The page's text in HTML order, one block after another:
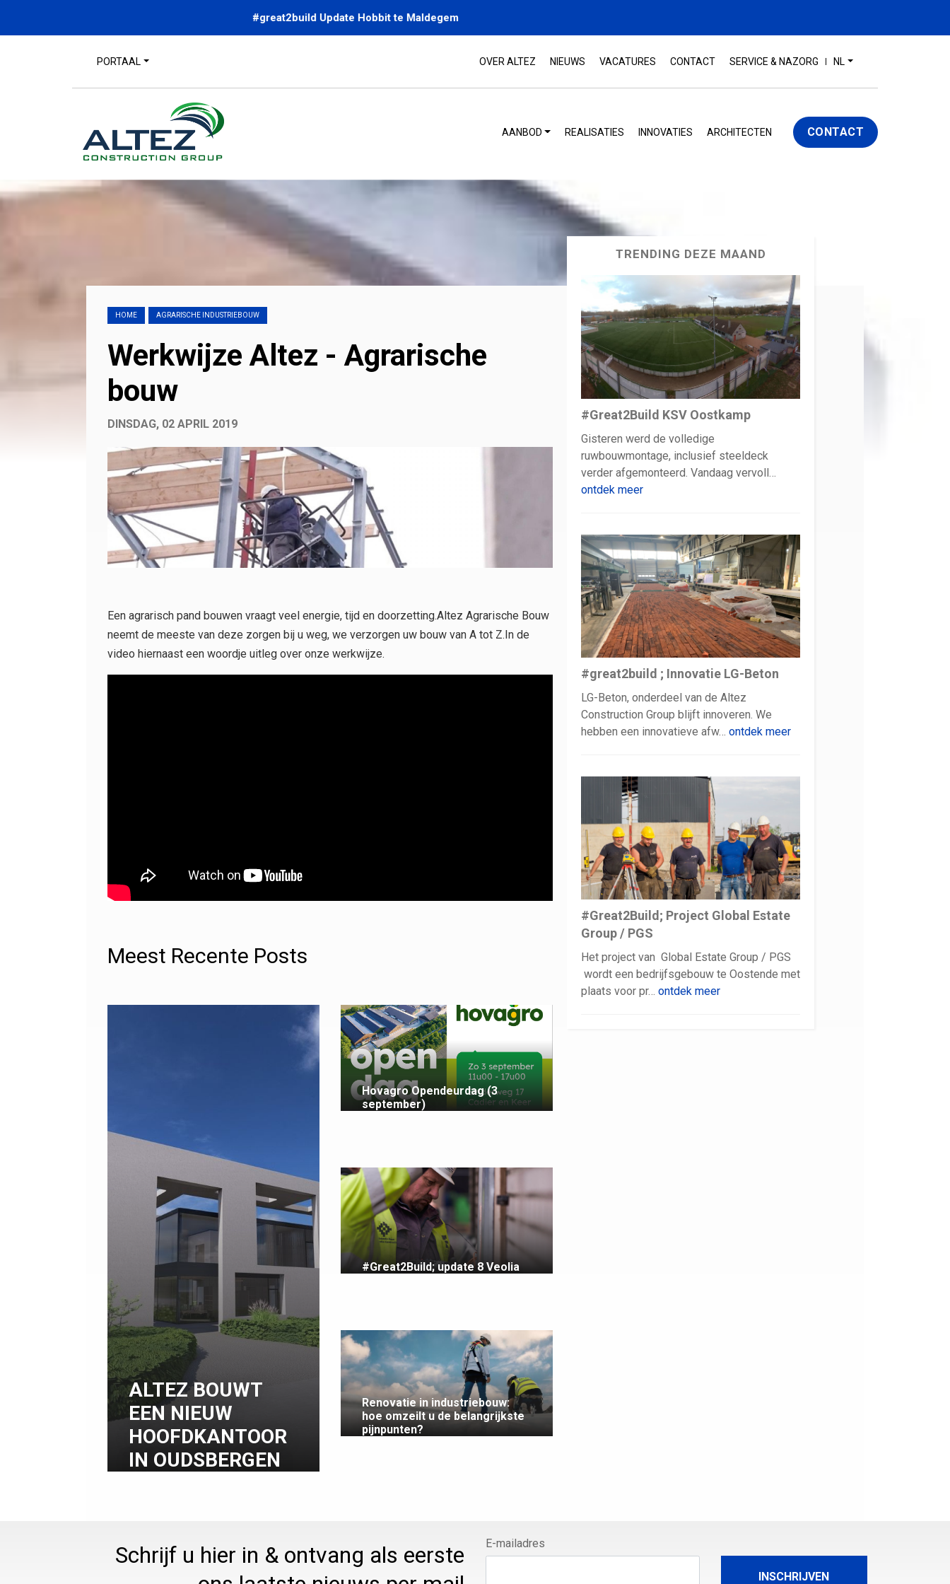
Great2Build Update KSV Oostkamp
PORTAAL OVER ALTEZ NIEUWS VACATURES CONTACT SERVICE & NAZORG NL
AANBOD REALISATIES INNOVATIES ARCHITECTEN CONTACT
HOME AGRARISCHE INDUSTRIEBOUW
Werkwijze Altez - Agrarische
bouw
DINSDAG, 02 APRIL 2019
Een agrarisch pand bouwen vraagt veel energie, tijd en doorzetting.Altez Agrarische Bouw
neemt de meeste van deze zorgen bij u weg, we verzorgen uw bouw van A tot Z.In de
video hiernaast een woordje uitleg over onze werkwijze.
Meest Recente Posts
ALTEZ BOUWT
EEN NIEUW
HOOFDKANTOOR
IN OUDSBERGEN
Hovagro Opendeurdag (3
september)
#Great2Build; update 8 Veolia
Renovatie in industriebouw:
hoe omzeilt u de belangrijkste
pijnpunten?
TRENDING DEZE MAAND
#Great2Build KSV Oostkamp
Gisteren werd de volledige
ruwbouwmontage, inclusief steeldeck
verder afgemonteerd. Vandaag vervoll…
ontdek meer
#great2build ; Innovatie LG-Beton
LG-Beton, onderdeel van de Altez
Construction Group blijft innoveren. We
hebben een innovatieve afw… ontdek meer
#Great2Build; Project Global Estate
Group / PGS
Het project van Global Estate Group / PGS
wordt een bedrijfsgebouw te Oostende met
plaats voor pr… ontdek meer
Schrijf u hier in & ontvang als eerste
E-mailadres